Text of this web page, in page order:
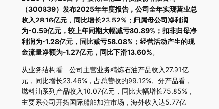
（300839）发布2025年年度报告，公司全年实现营业总
收入28.16亿元，同比增长23.52%；归属母公司净利润
为-0.59亿元，较上年同期大幅减亏80.89%；扣非归母净
利润为-1.28亿元，同比减亏58.08%；经营活动产生的现
金流量净额为-1.27亿元，同比下滑13.60%。
从业务结构看，公司主营业务精炼石油产品收入27.91亿
元，同比增长23.46%，占总营收的99.12%。分产品看，
燃料油系列产品收入10.07亿元，同比大幅增长75.85%，
主要系公司开拓国际船舶加注市场，海外收入达5.77亿